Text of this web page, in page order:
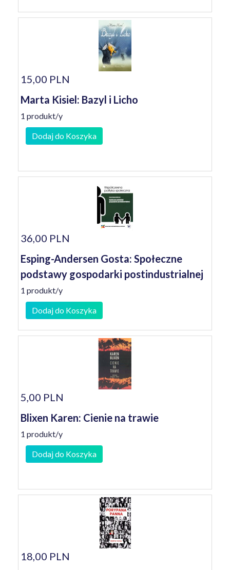
15,00 PLN
Marta Kisiel: Bazyl i Licho
1 produkt/y
Dodaj do Koszyka
36,00 PLN
Esping-Andersen Gosta: Społeczne
podstawy gospodarki postindustrialnej
1 produkt/y
Dodaj do Koszyka
5,00 PLN
Blixen Karen: Cienie na trawie
1 produkt/y
Dodaj do Koszyka
18,00 PLN